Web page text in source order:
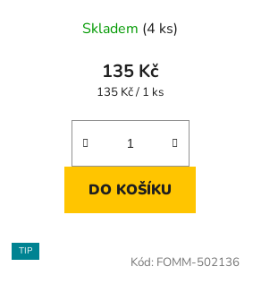
Skladem (4 ks)
135 Kč
Měrná
135 Kč / 1 ks
DO KOŠÍKU
TIP
Kód: FOMM-502136